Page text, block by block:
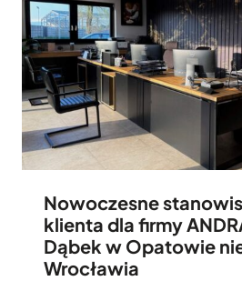
Nowoczesne
klienta dla firmy
Dąbek w Opatowie
Wrocławia